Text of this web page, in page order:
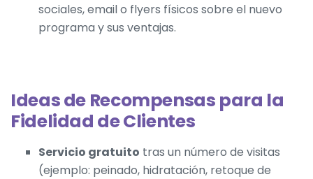
sociales, email o flyers físicos sobre el nuevo
programa y sus ventajas.
Ideas de Recompensas para la
Fidelidad de Clientes
Servicio gratuito tras un número de visitas
(ejemplo: peinado, hidratación, retoque de